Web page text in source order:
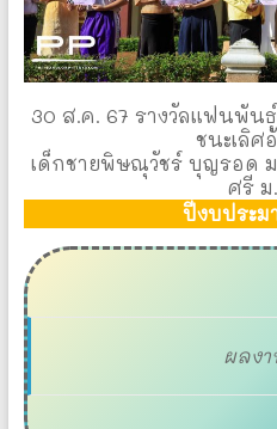
30 ส.ค. 67 รางวัลแฟนพัน
ชนะเลิศ
เด็กชายพิษณุวัชร์ บุญรอด
ศรี ม
ปีงบประม
ผลง